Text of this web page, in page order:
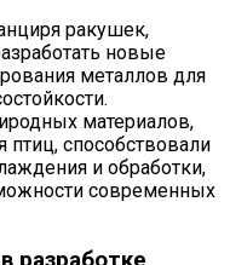
ракушек,
новые
металлов для
материалов,
способствовали
и обработки,
современных